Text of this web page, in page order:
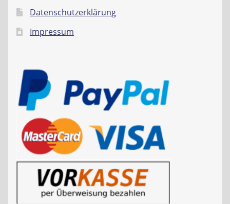
Datenschutzerklärung
Impressum